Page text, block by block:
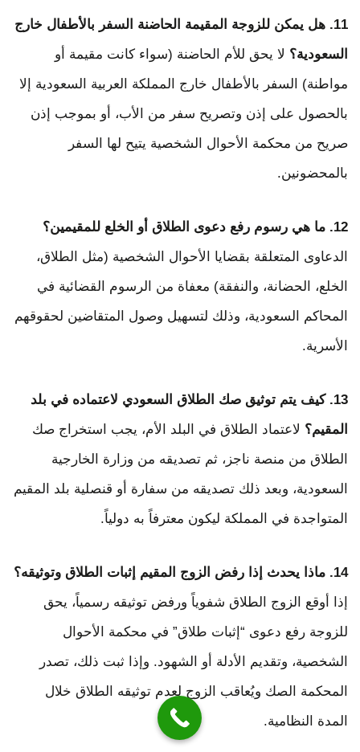
11. هل يمكن للزوجة المقيمة الحاضنة السفر بالأطفال خارج
السعودية؟ لا يحق للأم الحاضنة (سواء كانت مقيمة أو
مواطنة) السفر بالأطفال خارج المملكة العربية السعودية إلا
بالحصول على إذن وتصريح سفر من الأب، أو بموجب إذن
صريح من محكمة الأحوال الشخصية يتيح لها السفر
بالمحضونين.
12. ما هي رسوم رفع دعوى الطلاق أو الخلع للمقيمين؟
الدعاوى المتعلقة بقضايا الأحوال الشخصية (مثل الطلاق،
الخلع، الحضانة، والنفقة) معفاة من الرسوم القضائية في
المحاكم السعودية، وذلك لتسهيل وصول المتقاضين لحقوقهم
الأسرية.
13. كيف يتم توثيق صك الطلاق السعودي لاعتماده في بلد
المقيم؟ لاعتماد الطلاق في البلد الأم، يجب استخراج صك
الطلاق من منصة ناجز، ثم تصديقه من وزارة الخارجية
السعودية، وبعد ذلك تصديقه من سفارة أو قنصلية بلد المقيم
المتواجدة في المملكة ليكون معترفاً به دولياً.
14. ماذا يحدث إذا رفض الزوج المقيم إثبات الطلاق وتوثيقه؟
إذا أوقع الزوج الطلاق شفوياً ورفض توثيقه رسمياً، يحق
للزوجة رفع دعوى “إثبات طلاق” في محكمة الأحوال
الشخصية، وتقديم الأدلة أو الشهود. وإذا ثبت ذلك، تصدر
المحكمة الصك ويُعاقب الزوج لعدم توثيقه الطلاق خلال
المدة النظامية.